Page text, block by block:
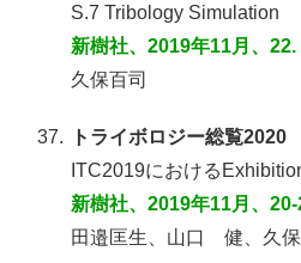
S.7 Tribology Simulation
新樹社、2019年11月、22.
久保百司
37.
トライボロジー総覧2020
ITC2019における
新樹社、2019年11月、20-
田邉匡生、山口 健、久保